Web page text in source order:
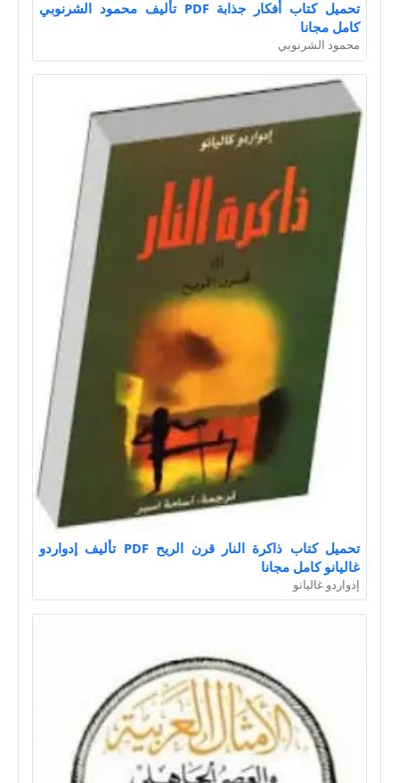
تحميل كتاب أفكار جذابة PDF تأليف محمود الشرنوبي
كامل مجانا
محمود الشرنوبي
تحميل كتاب ذاكرة النار قرن الريح PDF تأليف إدواردو
غاليانو كامل مجانا
إدواردو غاليانو